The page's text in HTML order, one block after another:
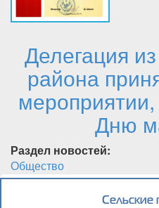
Делегация
района
Дню
Раздел новостей:
Общество
Подробнеео Делегация из
участие в
Сельские